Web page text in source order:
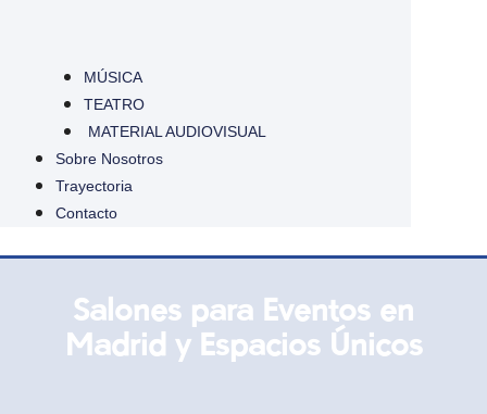
MÚSICA
TEATRO
MATERIAL AUDIOVISUAL
Sobre Nosotros
Trayectoria
Contacto
Salones para Eventos en
Madrid y Espacios Únicos